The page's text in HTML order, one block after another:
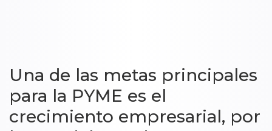
Una de las metas principales
para la PYME es el
crecimiento empresarial, por